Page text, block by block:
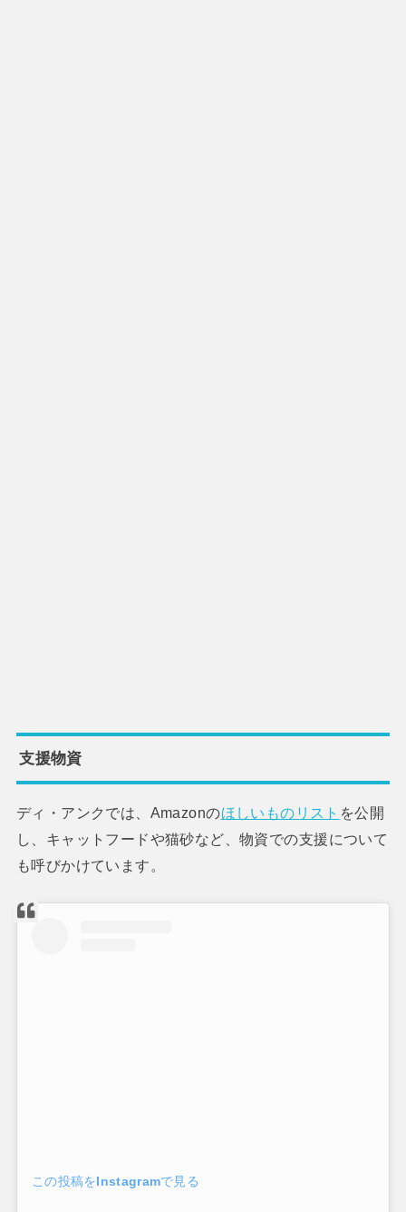
支援物資
ディ・アンクでは、Amazonのほしいものリスト を公開
し、キャットフードや猫砂など、物資での支援について
も呼びかけています。
この投稿をInstagramで見る